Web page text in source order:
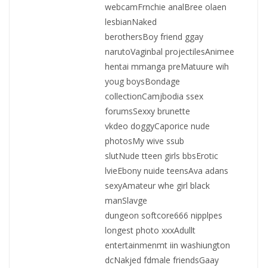
webcamFrnchie analBree olaen
lesbianNaked
berothersBoy friend ggay
narutoVaginbal projectilesAnimee
hentai mmanga preMatuure wih
youg boysBondage
collectionCamjbodia ssex
forumsSexxy brunette
vkdeo doggyCaporice nude
photosMy wive ssub
slutNude tteen girls bbsErotic
lvieEbony nuide teensAva adans
sexyAmateur whe girl black
manSlavge
dungeon softcore666 nipplpes
longest photo xxxAdullt
entertainmenmt iin washiungton
dcNakjed fdmale friendsGaay